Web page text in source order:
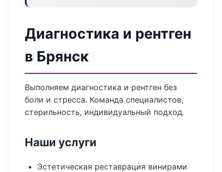
Диагностика и рентген
в Брянск
Выполняем диагностика и рентген без
боли и стресса. Команда специалистов,
стерильность, индивидуальный подход.
Наши услуги
Эстетическая реставрация винирами